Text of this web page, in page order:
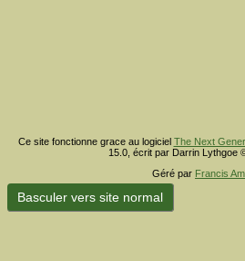
Ce site fonctionne grace au logiciel The Next
15.0, écrit par Darrin Lythgoe
Géré par Francis
Basculer vers site normal